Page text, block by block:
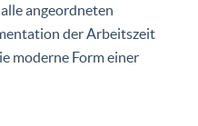
angeordneten
der Arbeitszeit
moderne Form einer